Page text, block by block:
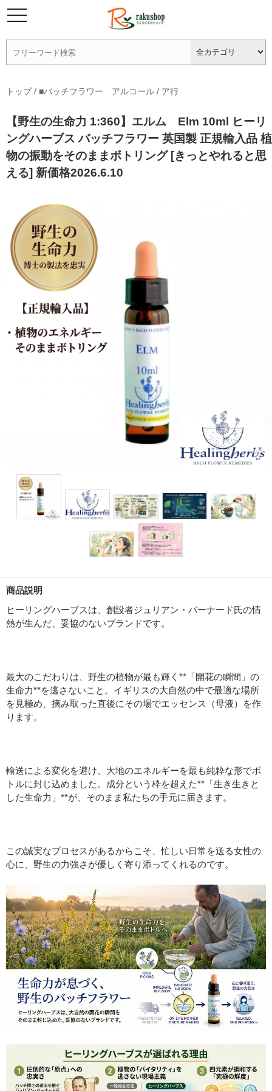
トップ/ ■バッチフラワー アルコール / ア行
【野生の生命力 1:360】エルム Elm 10ml ヒーリ
ングハーブス バッチフラワー 英国製 正規輸入品 植
物の振動をそのままボトリング [きっとやれると思
える] 新価格2026.6.10
商品説明
ヒーリングハーブスは、創設者ジュリアン・バーナード氏の情
熱が生んだ、妥協のないブランドです。
最大のこだわりは、野生の植物が最も輝く**「開花の瞬間」の
生命力**を逃さないこと。イギリスの大自然の中で最適な場所
を見極め、摘み取った直後にその場でエッセンス（母液）を作
ります。
輸送による変化を避け、大地のエネルギーを最も純粋な形でボ
トルに封じ込めました。成分という枠を超えた**「生き生きと
した生命力」**が、そのまま私たちの手元に届きます。
この誠実なプロセスがあるからこそ、忙しい日常を送る女性の
心に、野生の力強さが優しく寄り添ってくれるのです。